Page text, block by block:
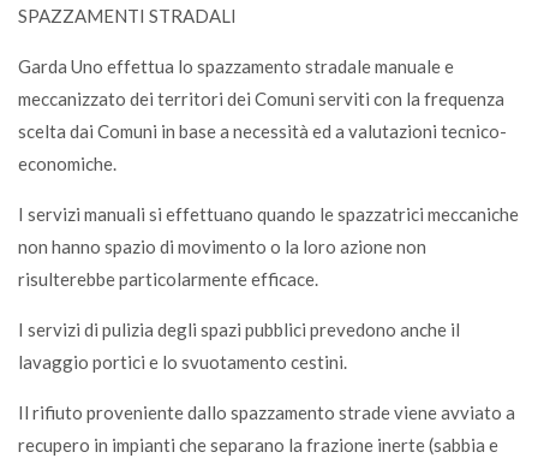
SPAZZAMENTI STRADALI
Garda Uno effettua lo spazzamento stradale manuale e
meccanizzato dei territori dei Comuni serviti con la frequenza
scelta dai Comuni in base a necessità ed a valutazioni tecnico-
economiche.
I servizi manuali si effettuano quando le spazzatrici meccaniche
non hanno spazio di movimento o la loro azione non
risulterebbe particolarmente efficace.
I servizi di pulizia degli spazi pubblici prevedono anche il
lavaggio portici e lo svuotamento cestini.
Il rifiuto proveniente dallo spazzamento strade viene avviato a
recupero in impianti che separano la frazione inerte (sabbia e